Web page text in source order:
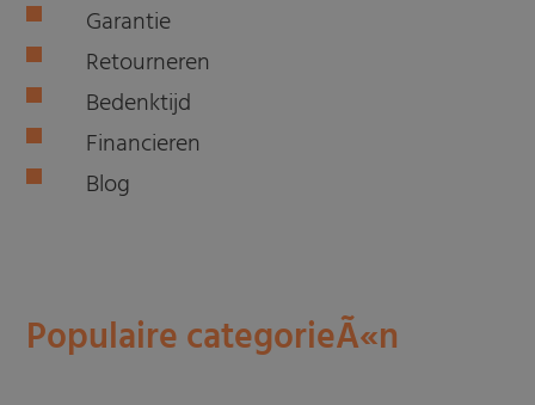
Garantie
Retourneren
Bedenktijd
Financieren
Blog
Populaire categorieÃ«n